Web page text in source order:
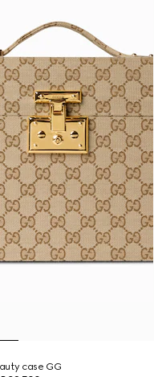
case GG